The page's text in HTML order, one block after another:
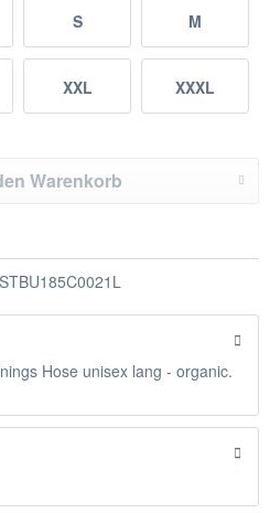
S M
XXL XXXL
Warenkorb
Hose unisex lang - organic.